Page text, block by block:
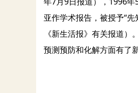
亚作学术报告，被授予“
《新生活报》有关报道
预测预防和化解方面有了